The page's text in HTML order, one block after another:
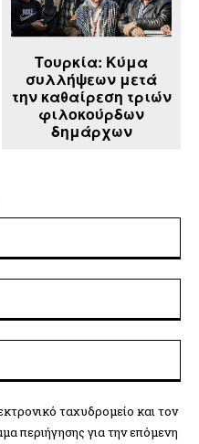
Τουρκία: Κύμα
συλλήψεων μετά
την καθαίρεση τριών
φιλοκούρδων
δημάρχων
ταχυδρομείο και τον
περιήγησης για την επόμενη